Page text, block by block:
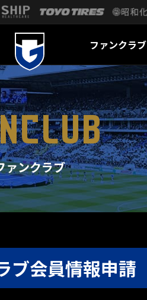
ファンクラブ
ァンクラブ
ブ会員情報申請